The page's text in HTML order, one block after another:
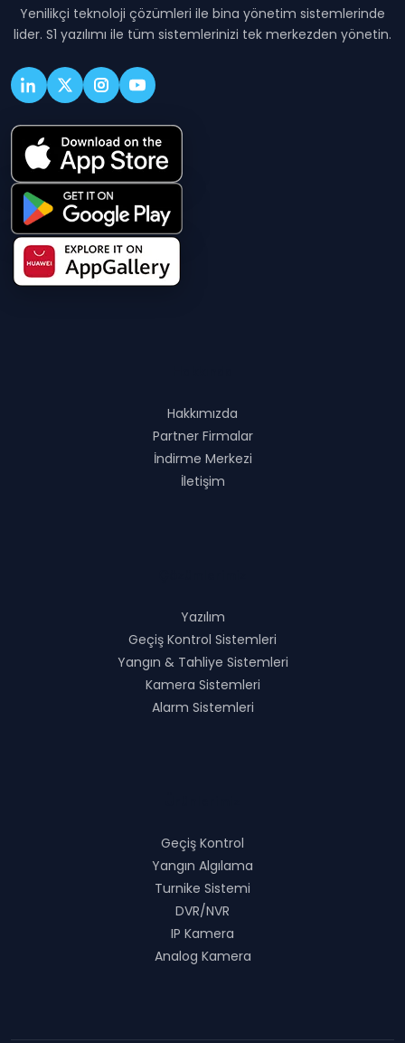
Yenilikçi teknoloji çözümleri ile bina yönetim sistemlerinde
lider. S1 yazılımı ile tüm sistemlerinizi tek merkezden yönetin.
Hakkımızda
Partner Firmalar
İndirme Merkezi
İletişim
Yazılım
Geçiş Kontrol Sistemleri
Yangın & Tahliye Sistemleri
Kamera Sistemleri
Alarm Sistemleri
Geçiş Kontrol
Yangın Algılama
Turnike Sistemi
DVR/NVR
IP Kamera
Analog Kamera